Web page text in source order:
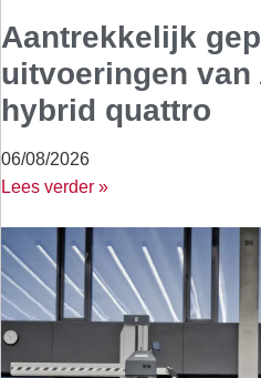
Aantrekkelijk
uitvoeringen van
hybrid quattro
06/08/2026
Lees verder »